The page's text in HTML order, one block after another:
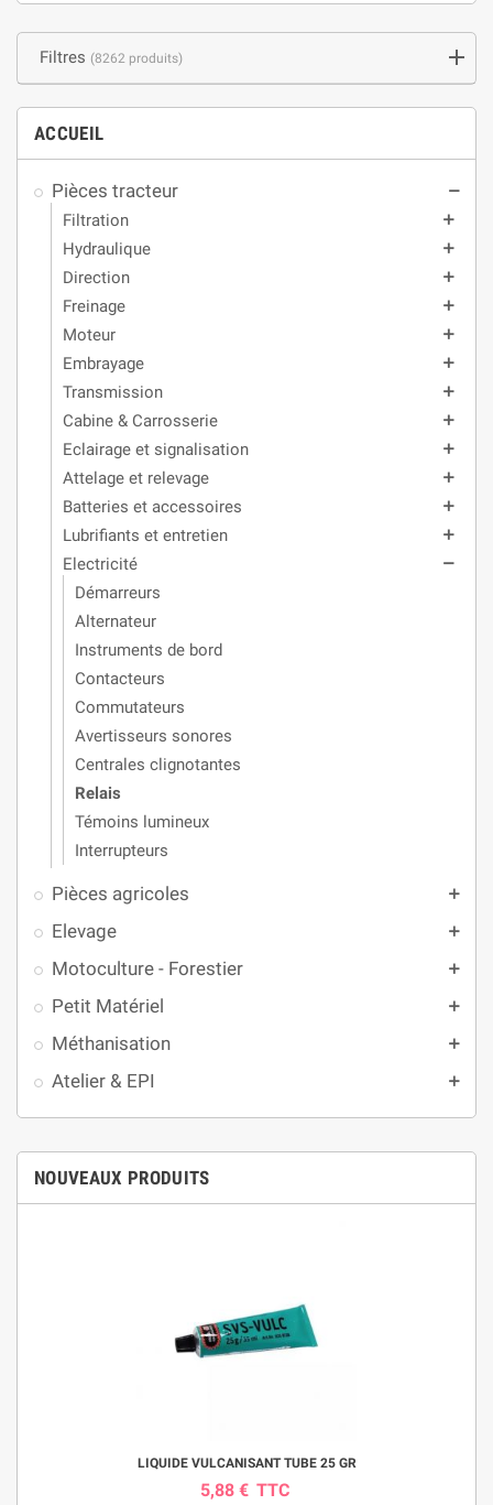
Filtres (8262 produits)
ACCUEIL
Pièces tracteur remove
Filtration add
Hydraulique add
Direction add
Freinage add
Moteur add
Embrayage add
Transmission add
Cabine & Carrosserie add
Eclairage et signalisation add
Attelage et relevage add
Batteries et accessoires add
Lubrifiants et entretien add
Electricité remove
Démarreurs
Alternateur
Instruments de bord
Contacteurs
Commutateurs
Avertisseurs sonores
Centrales clignotantes
Relais
Témoins lumineux
Interrupteurs
Pièces agricoles add
Elevage add
Motoculture - Forestier add
Petit Matériel add
Méthanisation add
Atelier & EPI add
NOUVEAUX PRODUITS
LIQUIDE VULCANISANT TUBE 25 GR
5,88 € TTC